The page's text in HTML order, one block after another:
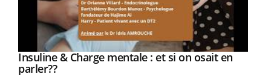
Youtube
Insuline & Charge mentale : et si on osait en
parler??Youtube